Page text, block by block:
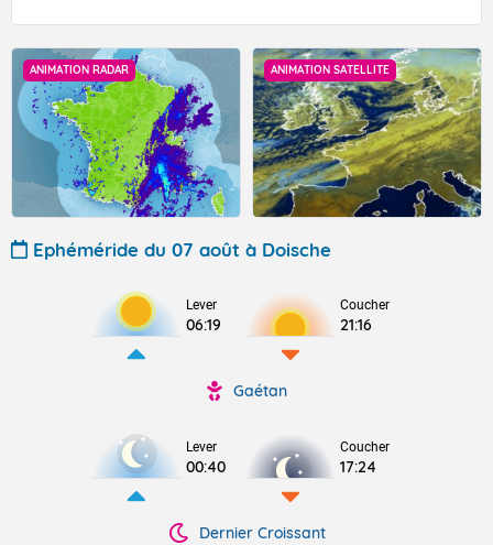
ANIMATION RADAR ANIMATION SATELLITE
Ephéméride du 07 août à Doische
Lever
06:19
Coucher
21:16
Gaétan
Lever
00:40
Coucher
17:24
Dernier Croissant